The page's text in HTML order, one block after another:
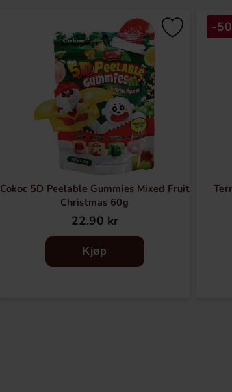
Cokoc 5D Peelable Gummies Mixed Fruit
Christmas 60g
22.90 kr
Kjøp
-